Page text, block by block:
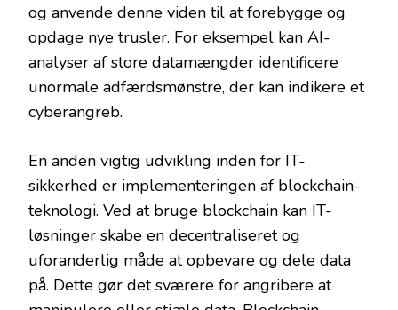
og anvende denne viden til at forebygge og
opdage nye trusler. For eksempel kan AI-
analyser af store datamængder identificere
unormale adfærdsmønstre, der kan indikere et
cyberangreb.
En anden vigtig udvikling inden for IT-
sikkerhed er implementeringen af blockchain-
teknologi. Ved at bruge blockchain kan IT-
løsninger skabe en decentraliseret og
uforanderlig måde at opbevare og dele data
på. Dette gør det sværere for angribere at